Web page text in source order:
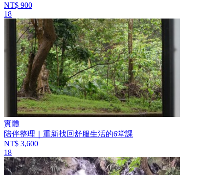
NT$ 900
18
實體
陪伴整理｜重新找回舒服生活的6堂課
NT$ 3,600
18